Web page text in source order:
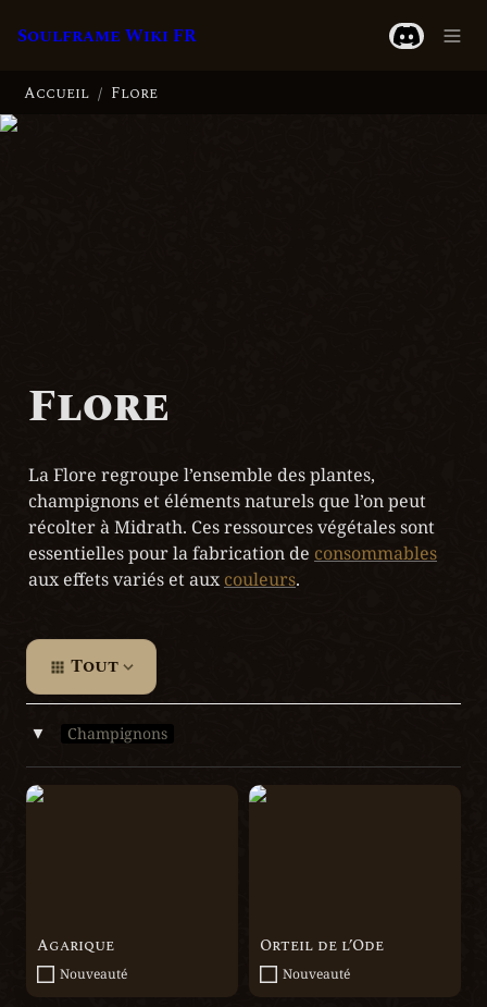
Soulframe Wiki FR
Accueil / Flore
Flore
La Flore regroupe l’ensemble des plantes,
champignons et éléments naturels que l’on peut
récolter à Midrath. Ces ressources végétales sont
essentielles pour la fabrication de consommables
aux effets variés et aux couleurs.
Tout
‣ Champignons
Agarique
Agarique
Nouveauté
Orteil de l’Ode
Orteil de l’Ode
Nouveauté